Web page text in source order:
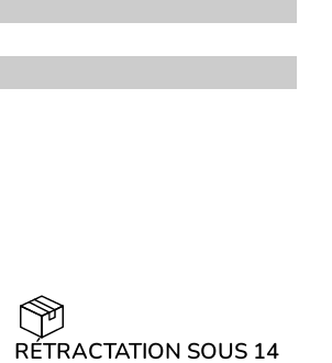
RÉTRACTATION SOUS 14